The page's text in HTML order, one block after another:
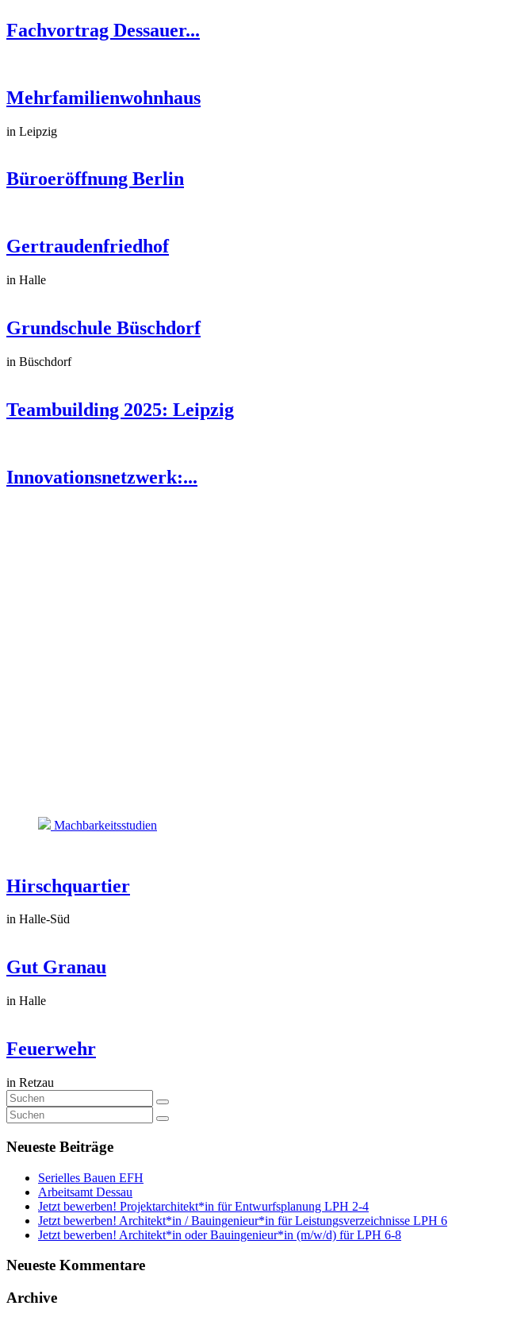
Fachvortrag Dessauer...
Mehrfamilienwohnhaus
in Leipzig
Büroeröffnung Berlin
Gertraudenfriedhof
in Halle
Grundschule Büschdorf
in Büschdorf
Teambuilding 2025: Leipzig
Innovationsnetzwerk:...
Machbarkeitsstudien
Hirschquartier
in Halle-Süd
Gut Granau
in Halle
Feuerwehr
in Retzau
Neueste Beiträge
Serielles Bauen EFH
Arbeitsamt Dessau
Jetzt bewerben! Projektarchitekt*in für Entwurfsplanung LPH 2-4
Jetzt bewerben! Architekt*in / Bauingenieur*in für Leistungsverzeichnisse LPH 6
Jetzt bewerben! Architekt*in oder Bauingenieur*in (m/w/d) für LPH 6-8
Neueste Kommentare
Archive